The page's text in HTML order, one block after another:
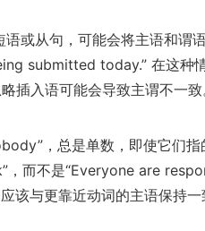
或从句，可能会将主语和谓
submitted today.” 在这种
插入语可能会导致主谓不一致
，总是单数，即使它们
而不是“Everyone are
该与更靠近动词的主语保持